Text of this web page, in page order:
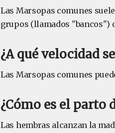
Las Marsopas comunes
grupos (llamados "bancos")
¿A qué velocidad
Las Marsopas comunes
¿Cómo es el parto
Las hembras alcanzan la